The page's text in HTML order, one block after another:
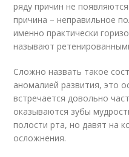
ряду причин не
причина – неправильное
именно практически
называют
Сложно назвать такое
аномалией развития, это
встречается довольно
оказываются зубы
полости рта, но давят на
осложнения.